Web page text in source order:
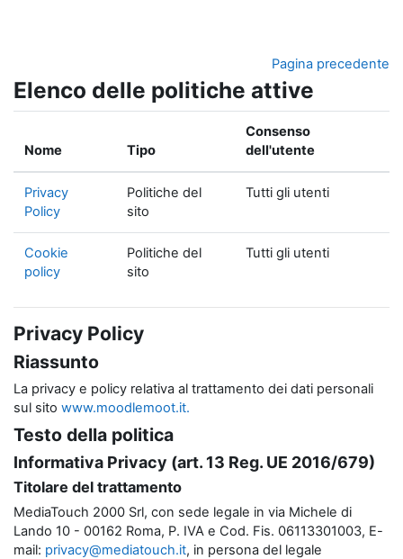
Pagina precedente
Elenco delle politiche attive
Nome Tipo
Consenso
dell'utente
Privacy
Policy
Politiche del
sito
Tutti gli utenti
Cookie
policy
Politiche del
sito
Tutti gli utenti
Privacy Policy
Riassunto
La privacy e policy relativa al trattamento dei dati personali
sul sito www.moodlemoot.it.
Testo della politica
Informativa Privacy (art. 13 Reg. UE 2016/679)
Titolare del trattamento
MediaTouch 2000 Srl, con sede legale in via Michele di
Lando 10 - 00162 Roma, P. IVA e Cod. Fis. 06113301003, E-
mail: privacy@mediatouch.it, in persona del legale